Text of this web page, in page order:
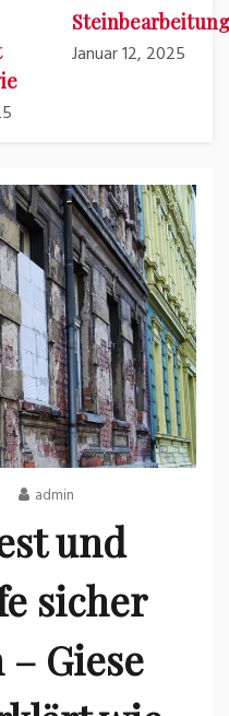
Steinbearbeitung
Januar 12, 2025
admin
und
sicher
Giese